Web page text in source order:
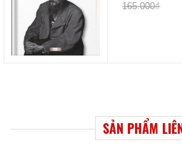
165.000₫
SẢN PHẨM